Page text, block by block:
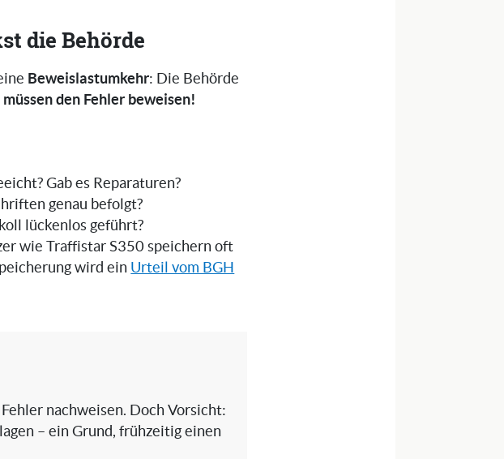
die Behörde
Beweislastumkehr: Die Behörde
müssen den Fehler beweisen!
Gab es Reparaturen?
genau befolgt?
lückenlos geführt?
wie Traffistar S350 speichern oft
wird ein Urteil vom BGH
nachweisen. Doch Vorsicht:
– ein Grund, frühzeitig einen